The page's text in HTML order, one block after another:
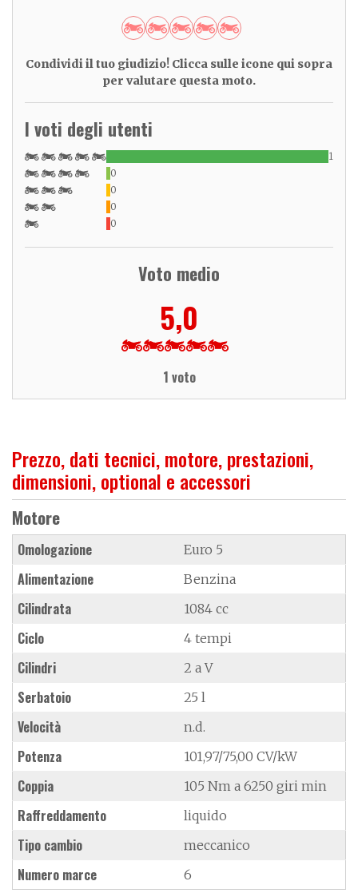
Condividi il tuo giudizio! Clicca sulle icone qui sopra
per valutare questa moto.
I voti degli utenti
1
0
0
0
0
Voto medio
5,0
1 voto
Prezzo, dati tecnici, motore, prestazioni,
dimensioni, optional e accessori
Motore
Omologazione Euro 5
Alimentazione Benzina
Cilindrata 1084 cc
Ciclo 4 tempi
Cilindri 2 a V
Serbatoio 25 l
Velocità n.d.
Potenza 101,97/75,00 CV/kW
Coppia 105 Nm a 6250 giri min
Raffreddamento liquido
Tipo cambio meccanico
Numero marce 6